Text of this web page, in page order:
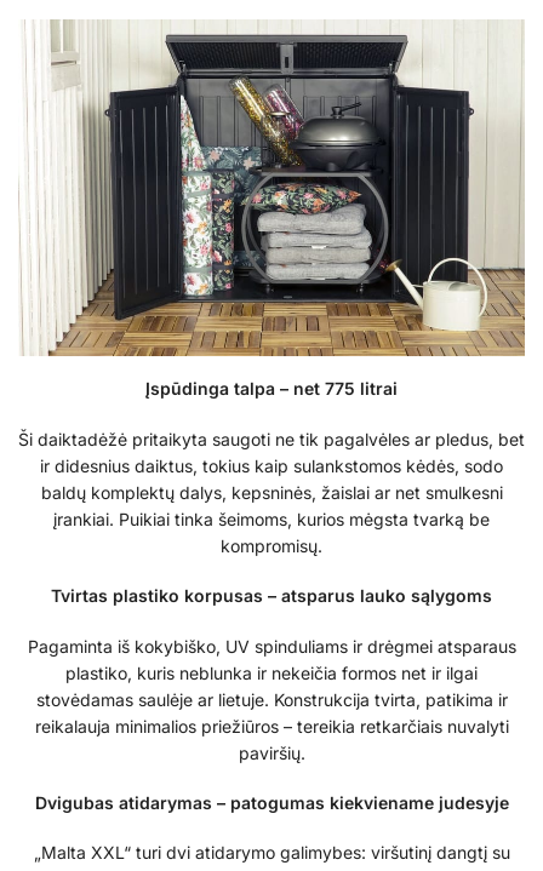
Įspūdinga talpa – net 775 litrai
Ši daiktadėžė pritaikyta saugoti ne tik pagalvėles ar pledus, bet
ir didesnius daiktus, tokius kaip sulankstomos kėdės, sodo
baldų komplektų dalys, kepsninės, žaislai ar net smulkesni
įrankiai. Puikiai tinka šeimoms, kurios mėgsta tvarką be
kompromisų.
Tvirtas plastiko korpusas – atsparus lauko sąlygoms
Pagaminta iš kokybiško, UV spinduliams ir drėgmei atsparaus
plastiko, kuris neblunka ir nekeičia formos net ir ilgai
stovėdamas saulėje ar lietuje. Konstrukcija tvirta, patikima ir
reikalauja minimalios priežiūros – tereikia retkarčiais nuvalyti
paviršių.
Dvigubas atidarymas – patogumas kiekviename judesyje
„Malta XXL“ turi dvi atidarymo galimybes: viršutinį dangtį su